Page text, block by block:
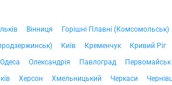
Вінниця Горішні Плавні (Комсомольськ)
Київ Кременчук Кривий Ріг
Одеса Олександрія Павлоград Первомайськ
Херсон Хмельницький Черкаси